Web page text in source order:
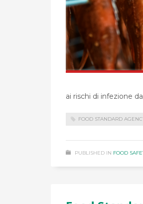
ai rischi di infezione
FOOD STANDARD
PUBLISHED IN FOOD